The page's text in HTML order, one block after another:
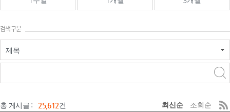
선
선
검색구분
제목
총 게시글 : 25,612건 최신순 조회순